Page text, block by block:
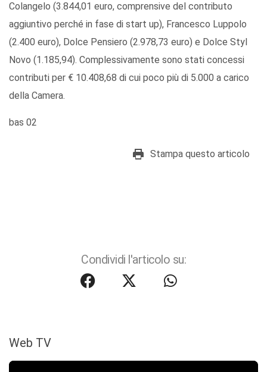
Colangelo (3.844,01 euro, comprensive del contributo
aggiuntivo perché in fase di start up), Francesco Luppolo
(2.400 euro), Dolce Pensiero (2.978,73 euro) e Dolce Styl
Novo (1.185,94). Complessivamente sono stati concessi
contributi per € 10.408,68 di cui poco più di 5.000 a carico
della Camera.
bas 02
Stampa questo articolo
Condividi l'articolo su:
Web TV